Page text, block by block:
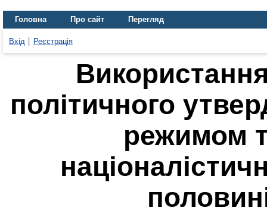
Головна Про сайт Перегляд
Вхід Реєстрація
політичного
режимом